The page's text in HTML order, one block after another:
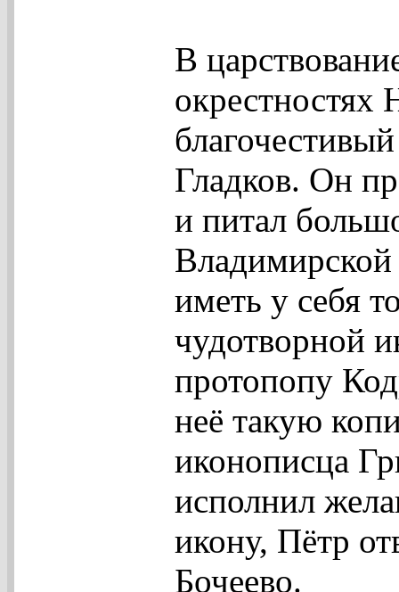
В
Гладков. Он
и питал
иметь у себя
чудотворной
протопопу
неё такую
иконописца
исполнил
икону, Пётр
Бочеево.